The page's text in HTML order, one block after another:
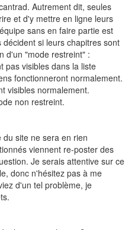
Autrement dit, seules
et d'y mettre en ligne leurs
sans en faire partie est
si leurs chapitres sont
d'un "mode restreint" :
pas visibles dans la liste
fonctionneront normalement.
visibles normalement.
non restreint.
site ne sera en rien
viennent re-poster des
Je serais attentive sur ce
donc n'hésitez pas à me
d'un tel problème, je